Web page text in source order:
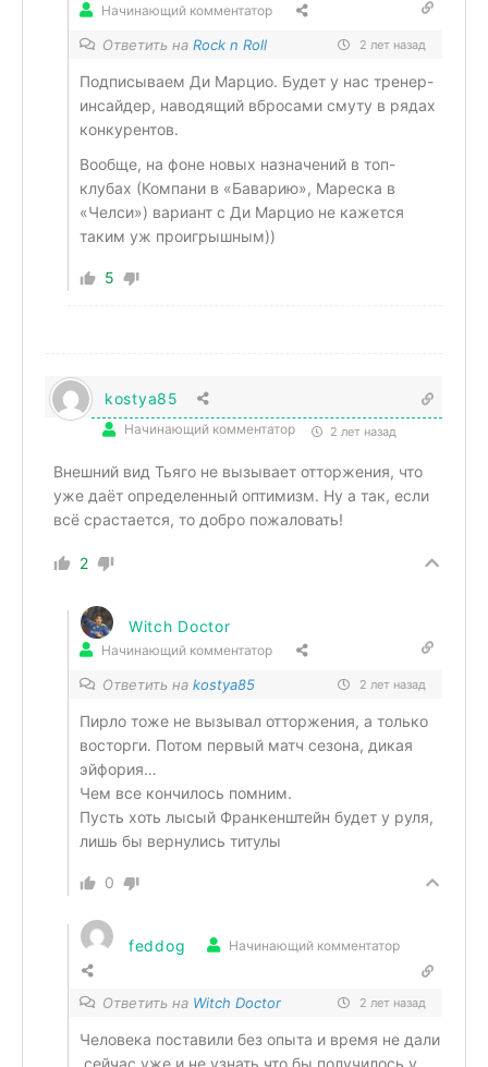
Начинающий комментатор
Ответить на Rock n Roll 2 лет назад
Подписываем Ди Марцио. Будет у нас тренер-
инсайдер, наводящий вбросами смуту в рядах
конкурентов.
Вообще, на фоне новых назначений в топ-
клубах (Компани в «Баварию», Мареска в
«Челси») вариант с Ди Марцио не кажется
таким уж проигрышным))
5
kostya85
Начинающий комментатор 2 лет назад
Внешний вид Тьяго не вызывает отторжения, что
уже даёт определенный оптимизм. Ну а так, если
всё срастается, то добро пожаловать!
2
Witch Doctor
Начинающий комментатор
Ответить на kostya85 2 лет назад
Пирло тоже не вызывал отторжения, а только
восторги. Потом первый матч сезона, дикая
эйфория…
Чем все кончилось помним.
Пусть хоть лысый Франкенштейн будет у руля,
лишь бы вернулись титулы
0
feddog Начинающий комментатор
Ответить на Witch Doctor 2 лет назад
Человека поставили без опыта и время не дали